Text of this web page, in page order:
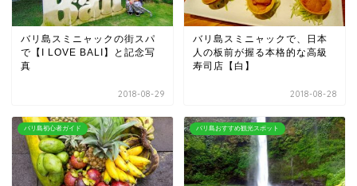
バリ島スミニャックの街スパ
で【I LOVE BALI】と記念写
真
2018-08-29
バリ島スミニャックで、日本
人の板前が握る本格的な高級
寿司店【白】
2018-08-28
バリ島初心者ガイド バリ島おすすめ観光スポット